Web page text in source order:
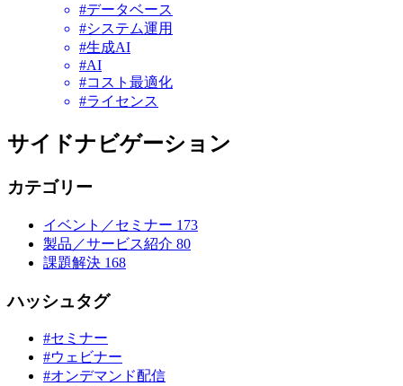
#データベース
#システム運用
#生成AI
#AI
#コスト最適化
#ライセンス
サイドナビゲーション
カテゴリー
イベント／セミナー 173
製品／サービス紹介 80
課題解決 168
ハッシュタグ
#セミナー
#ウェビナー
#オンデマンド配信